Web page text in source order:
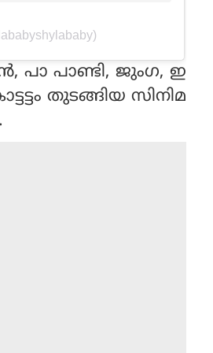
പാ പാണ്ടി, ജുംഗ, ഇ
തുടങ്ങിയ സിനിമ